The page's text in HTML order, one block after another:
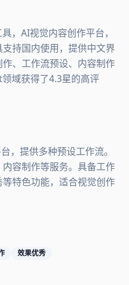
，AI视觉内容创作平台，
持国内使用，提供中文界
、工作流预设、内容制作
域获得了4.3星的高评
，提供多种预设工作流。
容制作等服务。具备工作
特色功能，适合视觉创作
效果优秀